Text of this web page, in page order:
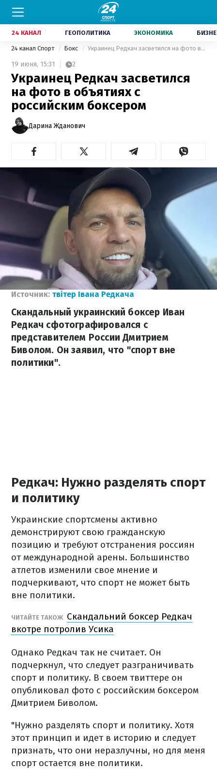
24 КАНАЛ ГЕОПОЛИТИКА ЭКОНОМИКА
24 канал Спорт Бокс Украинец Редкач засветился на фото в объятиях с российским боксером
19 июня, 15:31 2
Украинец Редкач засветился
на фото в объятиях с
российским боксером
Дарина Жданович
Источник: твітер Івана Редкача
Скандальный украинский боксер Иван
Редкач сфотографировался с
представителем России Дмитрием
Биволом. Он заявил, что "спорт вне
политики".
Редкач: Нужно разделять спорт
и политику
Украинские спортсмены активно
демонстрируют свою гражданскую
позицию и требуют отстранения россиян
от международной арены. Большинство
атлетов изменили свое мнение и
подчеркивают, что спорт не может быть
вне политики.
ЧИТАЙТЕ ТАКОЖ Скандальний боксер Редкач
вкотре потролив Усика
Однако Редкач так не считает. Он
подчеркнул, что следует разграничивать
спорт и политику. В своем твиттере он
опубликовал фото с российским боксером
Дмитрием Биволом.
"Нужно разделять спорт и политику. Хотя
этот принцип и идет в историю и следует
признать, что они неразлучны, но для меня
спорт остается вне политики.